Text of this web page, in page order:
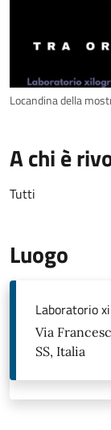
Locandina della
A chi è
Tutti
Luogo
Laboratorio
Via
SS, Italia